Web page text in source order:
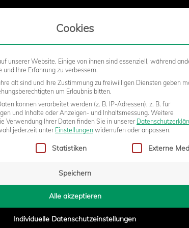
BUSINESS KIDS
Cookies
unserer Website. Einige von ihnen sind essenziell, während
Ihre Erfahrung zu verbessern.
alt sind und Ihre Zustimmung zu freiwilligen Diensten geben
um Erlaubnis bitten.
können verarbeitet werden (z. B. IP-Adressen), z. B. für
und Inhalte oder Anzeigen- und Inhaltsmessung. Weitere
Verwendung Ihrer Daten finden Sie in unserer
jederzeit unter Einstellungen widerrufen oder anpassen.
Service-Gruppen, für die eine Einwilligung erteilt
Statistiken Externe
Speichern
Alle akzeptieren
Individuelle Datenschutzeinstellungen